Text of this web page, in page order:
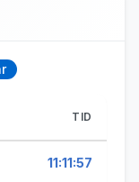
TID
11:11:57